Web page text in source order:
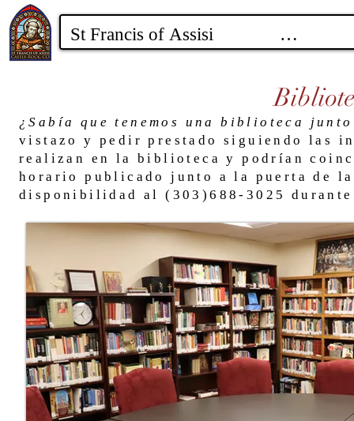
¿Sabía que tenemos una biblioteca
vistazo y pedir prestado siguiendo las
realizan en la biblioteca y podrían
horario publicado junto a la puerta de
disponibilidad al (303)688-3025